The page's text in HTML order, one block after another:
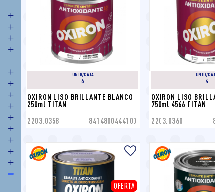
UNID/CAJA
6
OXIRON LISO BRILLANTE BLANCO
250ml TITAN
2203.0358 8414800444100
UNID/
4
OXIRON LISO
750ml 4566 TITAN
2203.0360
OFERTA